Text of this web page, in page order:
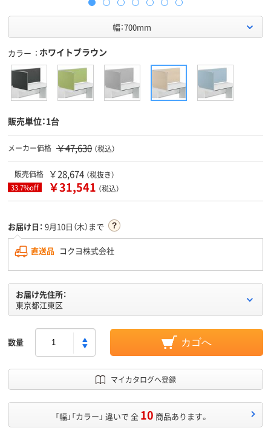
幅：700mm
カラー ホワイトブラウン
販売単位：1台
メーカー価格 ￥47,630 （税込）
販売価格 ￥28,674 （税抜き）
33.7%off ￥31,541 （税込）
お届け日： 9月10日（木）まで
直送品 コクヨ株式会社
お届け先住所：
東京都江東区
数量 カゴへ
マイカタログへ登録
「幅」「カラー」 違いで 全 10 商品あります。